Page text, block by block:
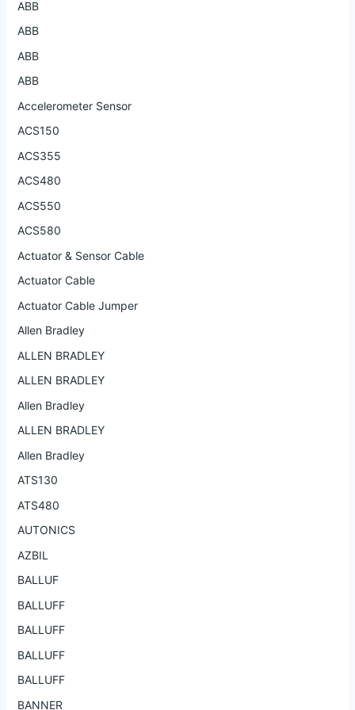
ABB
ABB
ABB
ABB
Accelerometer Sensor
ACS150
ACS355
ACS480
ACS550
ACS580
Actuator & Sensor Cable
Actuator Cable
Actuator Cable Jumper
Allen Bradley
ALLEN BRADLEY
ALLEN BRADLEY
Allen Bradley
ALLEN BRADLEY
Allen Bradley
ATS130
ATS480
AUTONICS
AZBIL
BALLUF
BALLUFF
BALLUFF
BALLUFF
BALLUFF
BANNER